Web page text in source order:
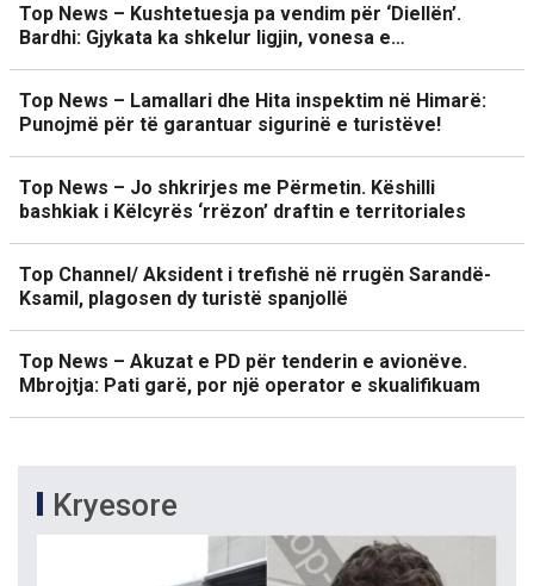
Top News – Kushtetuesja pa vendim për ‘Diellën’.
Bardhi: Gjykata ka shkelur ligjin, vonesa e…
Top News – Lamallari dhe Hita inspektim në Himarë:
Punojmë për të garantuar sigurinë e turistëve!
Top News – Jo shkrirjes me Përmetin. Këshilli
bashkiak i Këlcyrës ‘rrëzon’ draftin e territoriales
Top Channel/ Aksident i trefishë në rrugën Sarandë-
Ksamil, plagosen dy turistë spanjollë
Top News – Akuzat e PD për tenderin e avionëve.
Mbrojtja: Pati garë, por një operator e skualifikuam
Kryesore